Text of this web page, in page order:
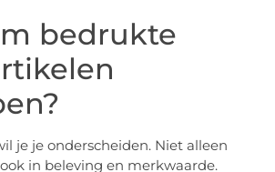
bedrukte
je je onderscheiden. Niet alleen
in beleving en merkwaarde.